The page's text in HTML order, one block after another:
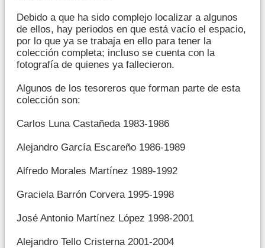
Debido a que ha sido complejo localizar a algunos
de ellos, hay periodos en que está vacío el espacio,
por lo que ya se trabaja en ello para tener la
colección completa; incluso se cuenta con la
fotografía de quienes ya fallecieron.
Algunos de los tesoreros que forman parte de esta
colección son:
Carlos Luna Castañeda 1983-1986
Alejandro García Escareño 1986-1989
Alfredo Morales Martínez 1989-1992
Graciela Barrón Corvera 1995-1998
José Antonio Martínez López 1998-2001
Alejandro Tello Cristerna 2001-2004